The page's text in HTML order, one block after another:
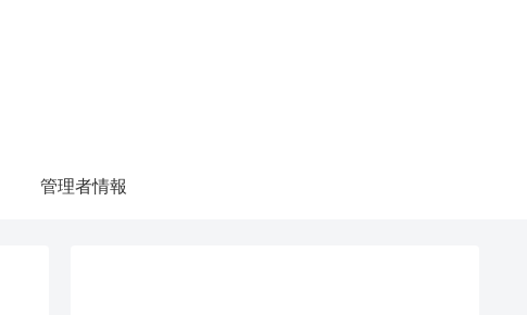
管理者情報